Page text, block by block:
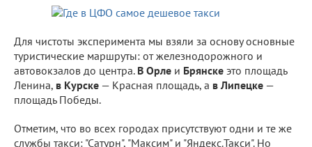
Для чистоты эксперимента мы взяли за основу основные
туристические маршруты: от железнодорожного и
автовокзалов до центра. В Орле и Брянске это площадь
Ленина, в Курске — Красная площадь, а в Липецке —
площадь Победы.
Отметим, что во всех городах присутствуют одни и те же
службы такси: "Сатурн", "Максим" и "Яндекс.Такси". Но